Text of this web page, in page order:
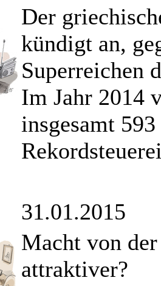
Der
kündigt an,
Superreichen
Im Jahr 2014
insgesamt
31.01.2015
Macht von
attraktiver?